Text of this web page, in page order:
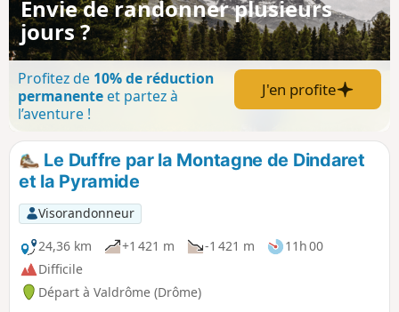
Envie de randonner plusieurs
jours ?
Profitez de 10% de réduction
permanenteet partez à
l’aventure !
J'en profite
Le Duffre par la Montagne de Dindaret
et la Pyramide
Visorandonneur
24,36 km
+1 421 m -1 421 m
11h 00
Difficile
Départ à Valdrôme (Drôme)